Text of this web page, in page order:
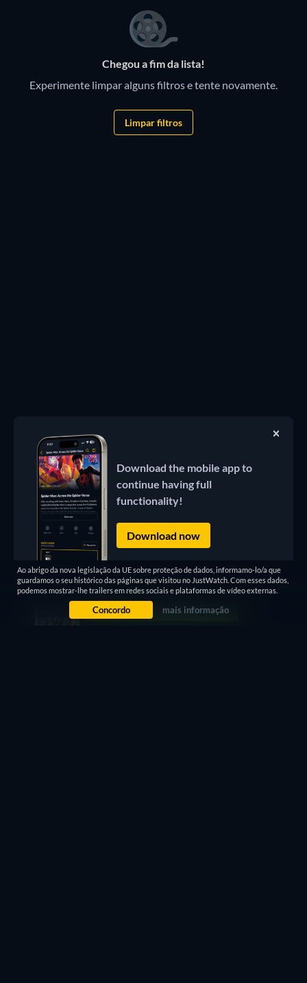
Chegou a fim da lista!
Experimente limpar alguns filtros e tente novamente.
Limpar filtros
Ao abrigo da nova legislação da UE sobre proteção de dados, informamo-lo/a que
guardamos o seu histórico das páginas que visitou no JustWatch. Com esses dados,
podemos mostrar-lhe trailers em redes sociais e plataformas de vídeo externas.
Concordo mais informação
Download the mobile app to
continue having full
functionality!
Download now